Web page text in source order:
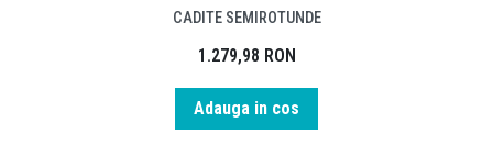
CADITE SEMIROTUNDE
1.279,98 RON
Adauga in cos